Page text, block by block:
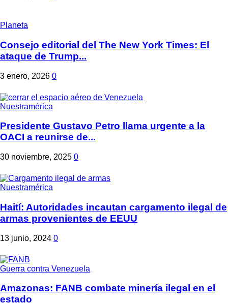
Planeta
Consejo editorial del The New York Times: El
ataque de Trump...
3 enero, 2026 0
Nuestramérica
Presidente Gustavo Petro llama urgente a la
OACI a reunirse de...
30 noviembre, 2025 0
Nuestramérica
Haití: Autoridades incautan cargamento ilegal de
armas provenientes de EEUU
13 junio, 2024 0
Guerra contra Venezuela
Amazonas: FANB combate minería ilegal en el
estado